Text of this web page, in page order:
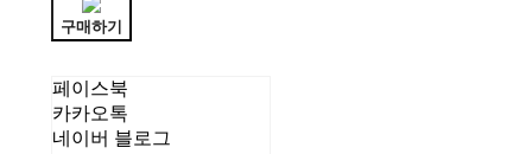
구매하기
페이스북
카카오톡
네이버 블로그